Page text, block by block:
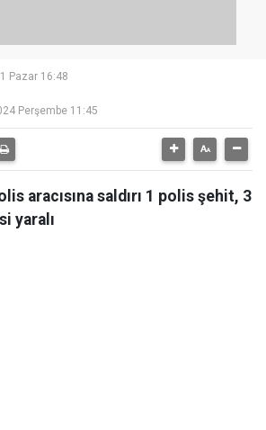
Pazar 16:48
Perşembe 11:45
aracısına saldırı 1 polis şehit, 3
yaralı